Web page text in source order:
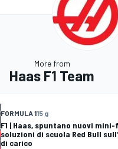
More from
Haas F1 Team
FORMULA 115 g
F1 | Haas, spuntano nuovi
soluzioni di scuola Red Bull
di carico